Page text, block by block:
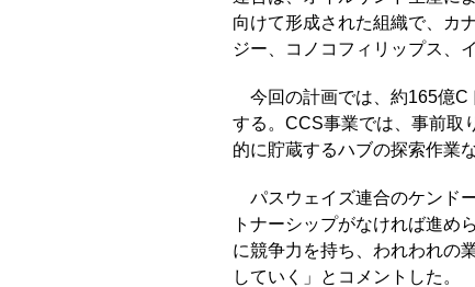
向けて形成された組織で、カ
ジー、コノコフィリップス、
今回の計画では、約165億
する。CCS事業では、事前取
的に貯蔵するハブの探索作業
パスウェイズ連合のケンド
トナーシップがなければ進め
に競争力を持ち、われわれの
していく」とコメントした。